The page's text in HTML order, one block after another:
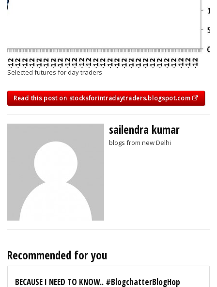
Selected futures for day traders
Read this post on stocksforintradaytraders.blogspot.com
sailendra kumar
blogs from new Delhi
Recommended for you
BECAUSE I NEED TO KNOW.. #BlogchatterBlogHop